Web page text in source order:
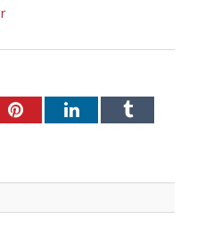
PinterestLinkedInTumblr